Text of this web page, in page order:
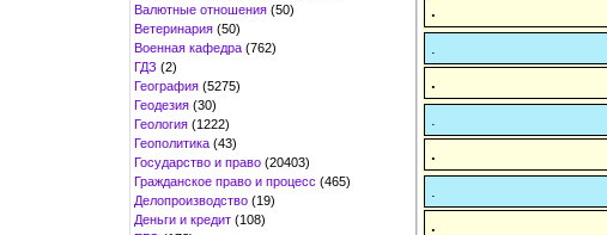
Валютные отношения (50)
Ветеринария (50)
Военная кафедра (762)
ГДЗ (2)
География (5275)
Геодезия (30)
Геология (1222)
Геополитика (43)
Государство и право (20403)
Гражданское право и процесс (465)
Делопроизводство (19)
Деньги и кредит (108)
.
.
.
.
.
.
.